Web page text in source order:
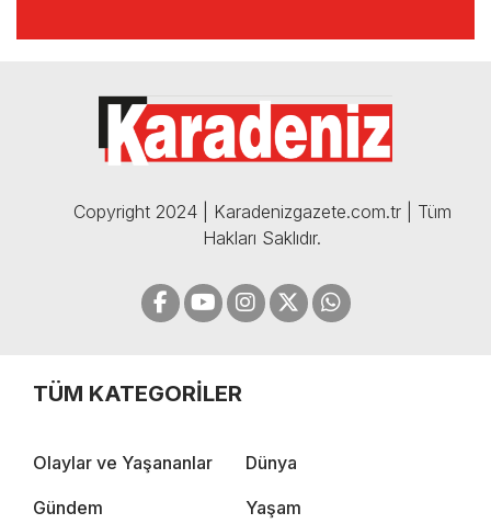
🔴🔵KARADENİZ FIRTINASI |
05.12.2024
Copyright 2024 | Karadenizgazete.com.tr | Tüm
Hakları Saklıdır.
TÜM KATEGORİLER
Olaylar ve Yaşananlar Dünya
Gündem Yaşam